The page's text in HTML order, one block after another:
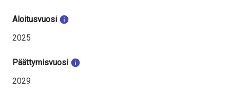
k
i
m
u
tai syöpään. Tutkimuksen tavoitteena on löytää kriittisiä
tekijöitä. Paljastamme uusia mekanismeja ja
säätelyverkostoja, jotka ohjaavat ihmisen säätelijä T-
solujen toimintaa ja miten säätelyn häiriintyminen voi
johtaa sairastumiseen.
Aloitusvuosi
2025
Päättymisvuosi
2029